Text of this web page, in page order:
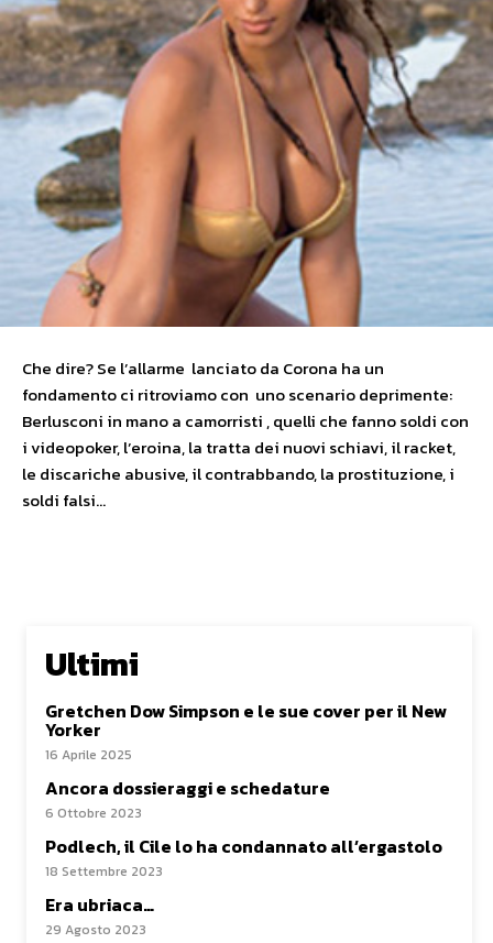
Che dire? Se l’allarme lanciato da Corona ha un
fondamento ci ritroviamo con uno scenario deprimente:
Berlusconi in mano a camorristi , quelli che fanno soldi con
i videopoker, l’eroina, la tratta dei nuovi schiavi, il racket,
le discariche abusive, il contrabbando, la prostituzione, i
soldi falsi…
Ultimi
Gretchen Dow Simpson e le sue cover per il New
Yorker
16 Aprile 2025
Ancora dossieraggi e schedature
6 Ottobre 2023
Podlech, il Cile lo ha condannato all’ergastolo
18 Settembre 2023
Era ubriaca…
29 Agosto 2023